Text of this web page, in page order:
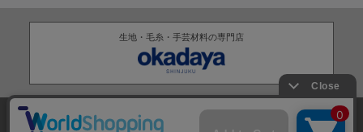
生地・毛糸・手芸材料の専門店
株式会社オカダヤ